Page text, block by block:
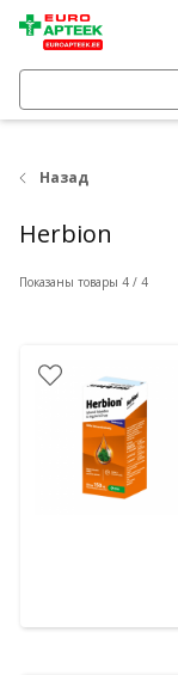
Назад
Herbion
Показаны товары 4 / 4